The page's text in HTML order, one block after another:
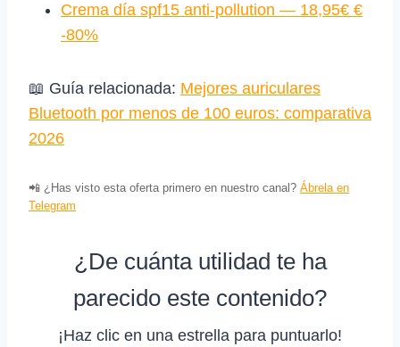
Crema día spf15 anti-pollution — 18,95€ €
-80%
📖 Guía relacionada: Mejores auriculares
Bluetooth por menos de 100 euros: comparativa
2026
📲 ¿Has visto esta oferta primero en nuestro canal? Ábrela en
Telegram
¿De cuánta utilidad te ha
parecido este contenido?
¡Haz clic en una estrella para puntuarlo!